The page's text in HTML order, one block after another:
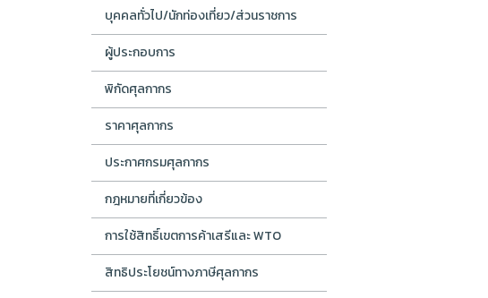
บุคคลทั่วไป/นักท่องเที่ยว/ส่วนราชการ
ผู้ประกอบการ
พิกัดศุลกากร
ราคาศุลกากร
ประกาศกรมศุลกากร
กฎหมายที่เกี่ยวข้อง
การใช้สิทธิ์เขตการค้าเสรีและ WTO
สิทธิประโยชน์ทางภาษีศุลกากร